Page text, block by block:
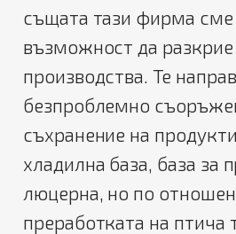
същата тази фирма сме
възможност да разкрие
производства. Те
безпроблемно
съхранение на
хладилна база, база за
люцерна, но по
преработката на птича